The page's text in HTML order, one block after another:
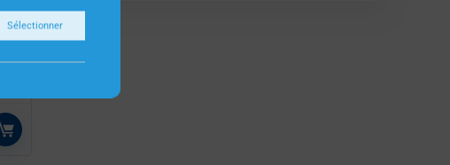
Sélectionner